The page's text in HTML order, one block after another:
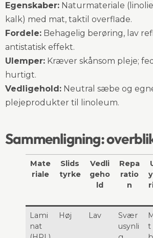
Egenskaber: Naturmateriale
kalk) med mat, taktil overflade.
Fordele: Behagelig berøring, lav
antistatisk effekt.
Ulemper: Kræver skånsom pleje;
hurtigt.
Vedligehold: Neutral sæbe og
plejeprodukter til linoleum.
Sammenligning:
Mate
riale
Slids
tyrke
Vedli
geho
ld
Repa
ratio
n
Lami
nat
Høj Lav
Svær
usynli
t